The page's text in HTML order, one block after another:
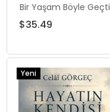
Bir Yaşam Böyle Geçti
$35.49
Yeni
Ürün